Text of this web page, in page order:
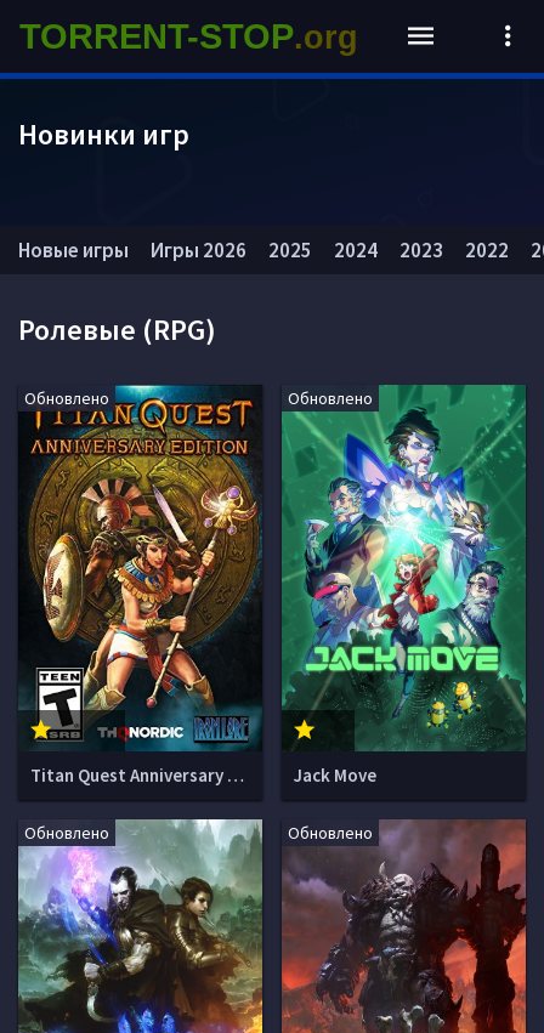
Ролевые (RPG)
Обновлено
Titan Quest Anniversary Edition
Обновлено
Jack Move
Обновлено Обновлено
Новые игры Игры 2026 2025 2024 2023 2022
TORRENT-STOP.org
Новинки игр